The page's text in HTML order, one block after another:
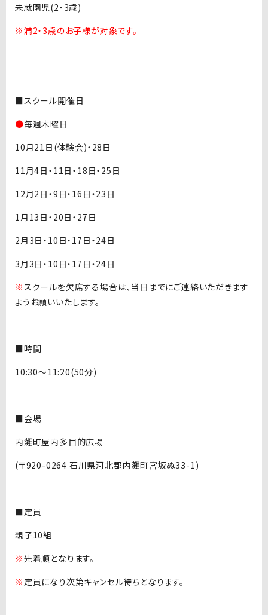
未就園児(2・3歳)
※満2・3歳のお子様が対象です。
■スクール開催日
●毎週木曜日
10月21日(体験会)・28日
11月4日・11日・18日・25日
12月2日・9日・16日・23日
1月13日・20日・27日
2月3日・10日・17日・24日
3月3日・10日・17日・24日
※ スクールを欠席する場合は、当日までにご連絡いただきます
ようお願いいたします。
■時間
10:30～11:20(50分)
■会場
内灘町屋内多目的広場
(〒920-0264 石川県河北郡内灘町宮坂ぬ33-1)
■定員
親子10組
※先着順となります。
※ 定員になり次第キャンセル待ちとなります。